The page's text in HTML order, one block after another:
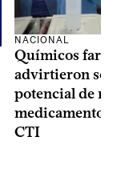
NACIONAL
Químicos
advirtieron
potencial de
medicamentos
CTI